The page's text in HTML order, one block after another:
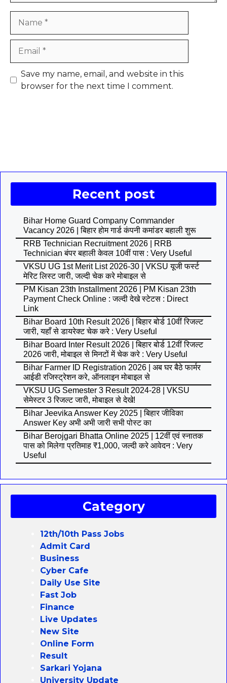
Save my name, email, and website in this
browser for the next time I comment.
Recent post
Bihar Home Guard Company Commander
Vacancy 2026 | बिहार होम गार्ड कंपनी कमांडर बहाली शुरू
RRB Technician Recruitment 2026 | RRB
Technician बंपर बहाली केवल 10वीं पास : Very Useful
VKSU UG 1st Merit List 2026-30 | VKSU यूजी फर्स्ट
मेरिट लिस्ट जारी, जल्दी चेक करे मोबाइल से
PM Kisan 23th Installment 2026 | PM Kisan 23th
Payment Check Online : जल्दी देखे स्टेटस : Direct
Link
Bihar Board 10th Result 2026 | बिहार बोर्ड 10वीं रिजल्ट
जारी, यहाँ से डायरेक्ट चेक करे : Very Useful
Bihar Board Inter Result 2026 | बिहार बोर्ड 12वीं रिजल्ट
2026 जारी, मोबाइल से मिनटों में चेक करे : Very Useful
Bihar Farmer ID Registration 2026 | अब घर बैठे फार्मर
आईडी रजिस्ट्रेशन करे, ऑनलाइन मोबाइल से
VKSU UG Semester 3 Result 2024-28 | VKSU
सेमेस्टर 3 रिजल्ट जारी, मोबाइल से देखे!
Bihar Jeevika Answer Key 2025 | बिहार जीविका
Answer Key अभी अभी जारी सभी पोस्ट का
Bihar Berojgari Bhatta Online 2025 | 12वीं एवं स्नातक
पास को मिलेगा प्रतिमाह ₹1,000, जल्दी करे आवेदन : Very
Useful
Category
12th/10th Pass Jobs
Admit Card
Business
Cyber Cafe
Daily Use Site
Fast Job
Finance
Live Updates
New Site
Online Form
Result
Sarkari Yojana
University Update